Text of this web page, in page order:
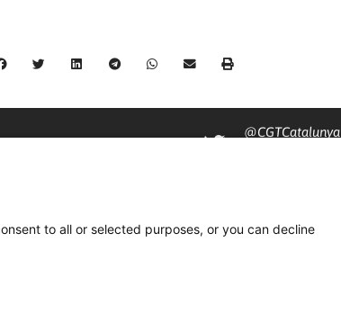
@CGTCatalunya
cgtcatalunya
to all or selected purposes, or you can decline